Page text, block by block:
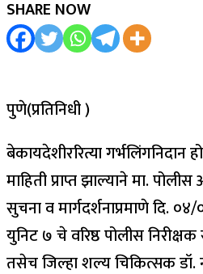
SHARE NOW
पुणे(प्रतिनिधी )
बेकायदेशीररित्या
माहिती प्राप्त झाल्याने मा.
सुचना व मार्गदर्शनाप्रमाणे दि.
युनिट ७ चे वरिष्ठ पोलीस
तसेच जिल्हा शल्य चिकित्सक डॉ.